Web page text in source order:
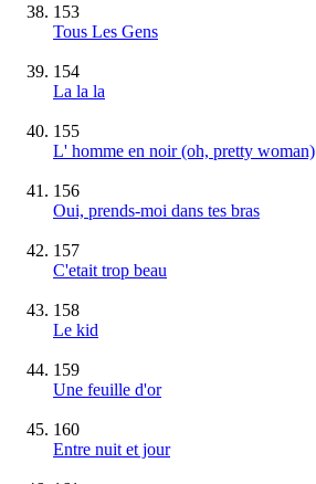
153
Tous Les Gens
154
La la la
155
L' homme en noir (oh, pretty woman)
156
Oui, prends-moi dans tes bras
157
C'etait trop beau
158
Le kid
159
Une feuille d'or
160
Entre nuit et jour